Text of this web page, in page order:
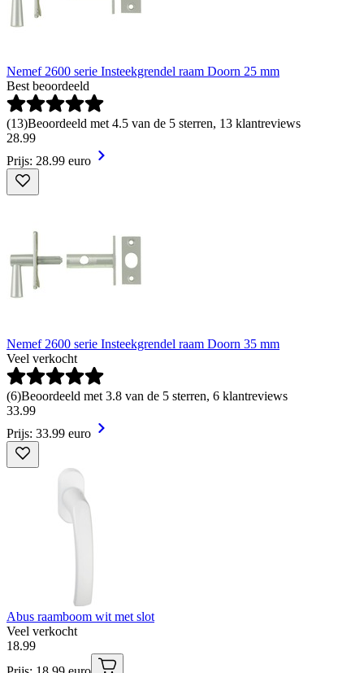
Nemef 2600 serie Insteekgrendel raam Doorn 25 mm
Best beoordeeld
(13)Beoordeeld met 4.5 van de 5 sterren, 13 klantreviews
28.99
Prijs: 28.99 euro
Nemef 2600 serie Insteekgrendel raam Doorn 35 mm
Veel verkocht
(6)Beoordeeld met 3.8 van de 5 sterren, 6 klantreviews
33.99
Prijs: 33.99 euro
Abus raamboom wit met slot
Veel verkocht
18.99